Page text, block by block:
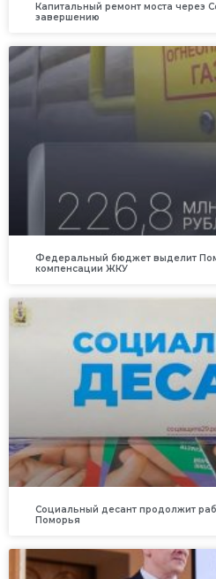
Капитальный ремонт моста через
завершению
Федеральный бюджет выделит
компенсации ЖКУ
Социальный десант продолжит
Поморья